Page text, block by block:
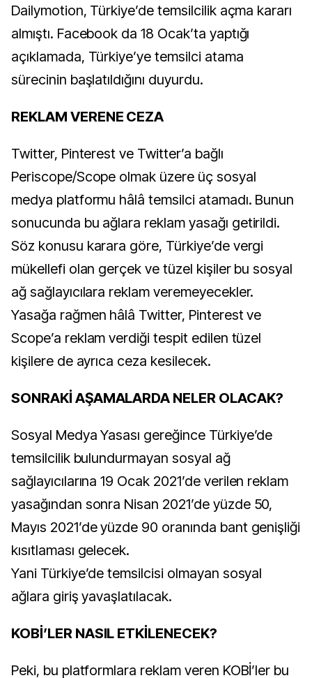
Dailymotion, Türkiye’de temsilcilik açma kararı
almıştı. Facebook da 18 Ocak’ta yaptığı
açıklamada, Türkiye’ye temsilci atama
sürecinin başlatıldığını duyurdu.
REKLAM VERENE CEZA
Twitter, Pinterest ve Twitter’a bağlı
Periscope/Scope olmak üzere üç sosyal
medya platformu hâlâ temsilci atamadı. Bunun
sonucunda bu ağlara reklam yasağı getirildi.
Söz konusu karara göre, Türkiye’de vergi
mükellefi olan gerçek ve tüzel kişiler bu sosyal
ağ sağlayıcılara reklam veremeyecekler.
Yasağa rağmen hâlâ Twitter, Pinterest ve
Scope’a reklam verdiği tespit edilen tüzel
kişilere de ayrıca ceza kesilecek.
SONRAKİ AŞAMALARDA NELER OLACAK?
Sosyal Medya Yasası gereğince Türkiye’de
temsilcilik bulundurmayan sosyal ağ
sağlayıcılarına 19 Ocak 2021’de verilen reklam
yasağından sonra Nisan 2021’de yüzde 50,
Mayıs 2021’de yüzde 90 oranında bant genişliği
kısıtlaması gelecek.
Yani Türkiye’de temsilcisi olmayan sosyal
ağlara giriş yavaşlatılacak.
KOBİ’LER NASIL ETKİLENECEK?
Peki, bu platformlara reklam veren KOBİ’ler bu